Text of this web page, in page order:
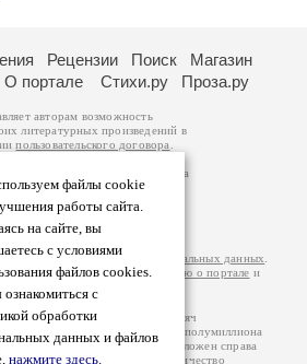
файлы cookie
работы сайта.
на сайте, вы
с условиями
файлов cookies.
с
обработки
данных и файлов
нажмите здесь.
Рецензии Поиск
Магазин
О портале Стихи.ру Проза.ру
авторам возможность
литературных произведений в
пользовательского договора
принадлежат авторам
произведений возможна
к которому вы можете
странице. Ответственность за
несут самостоятельно на
изаконодательства
Политики обработки персональных данных
более подробнуюинформацию о портале и
Проза.ру – порядка 100 тысяч
сумме просматривают более полумиллиона
посещаемости, который расположен справа
указано по две цифры: количество